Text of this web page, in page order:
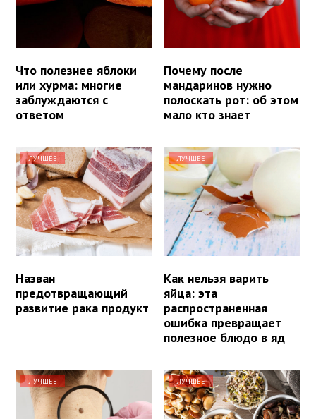
Что полезнее яблоки
или хурма: многие
заблуждаются с
ответом
Почему после
мандаринов нужно
полоскать рот: об этом
мало кто знает
ЛУЧШЕЕ
Назван
предотвращающий
развитие рака продукт
ЛУЧШЕЕ
Как нельзя варить
яйца: эта
распространенная
ошибка превращает
полезное блюдо в яд
ЛУЧШЕЕ ЛУЧШЕЕ